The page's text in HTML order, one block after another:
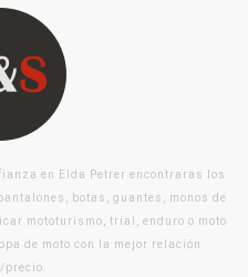
en Elda Petrer encontraras los
botas, guantes, monos de
mototurismo, trial, enduro o moto
de moto con la mejor relación
precio.